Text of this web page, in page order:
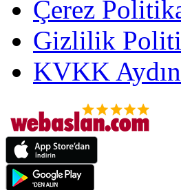
Çerez
Gizlilik
KVKK